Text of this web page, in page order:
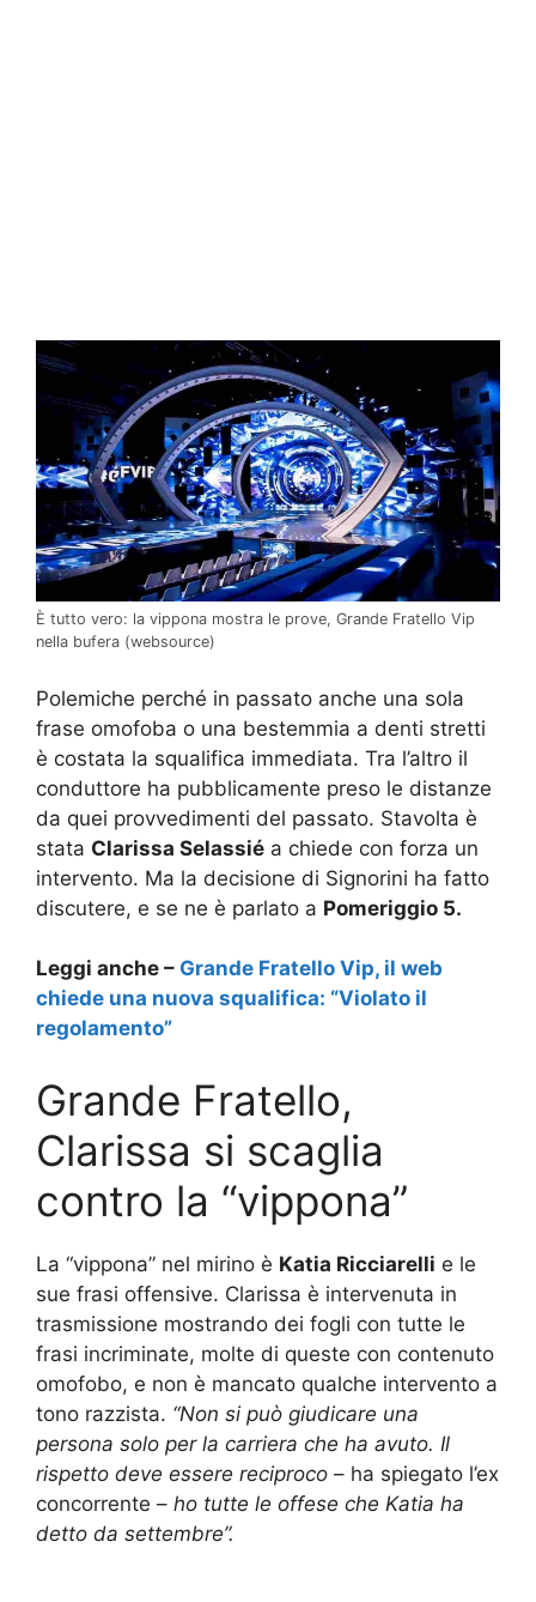
È tutto vero: la vippona mostra le prove, Grande Fratello Vip
nella bufera (websource)
Polemiche perché in passato anche una sola
frase omofoba o una bestemmia a denti stretti
è costata la squalifica immediata. Tra l’altro il
conduttore ha pubblicamente preso le distanze
da quei provvedimenti del passato. Stavolta è
stata Clarissa Selassié a chiede con forza un
intervento. Ma la decisione di Signorini ha fatto
discutere, e se ne è parlato a Pomeriggio 5.
Leggi anche – Grande Fratello Vip, il web
chiede una nuova squalifica: “Violato il
regolamento”
Grande Fratello,
Clarissa si scaglia
contro la “vippona”
La “vippona” nel mirino è Katia Ricciarelli e le
sue frasi offensive. Clarissa è intervenuta in
trasmissione mostrando dei fogli con tutte le
frasi incriminate, molte di queste con contenuto
omofobo, e non è mancato qualche intervento a
tono razzista. “Non si può giudicare una
persona solo per la carriera che ha avuto. Il
rispetto deve essere reciproco – ha spiegato l’ex
concorrente – ho tutte le offese che Katia ha
detto da settembre”.